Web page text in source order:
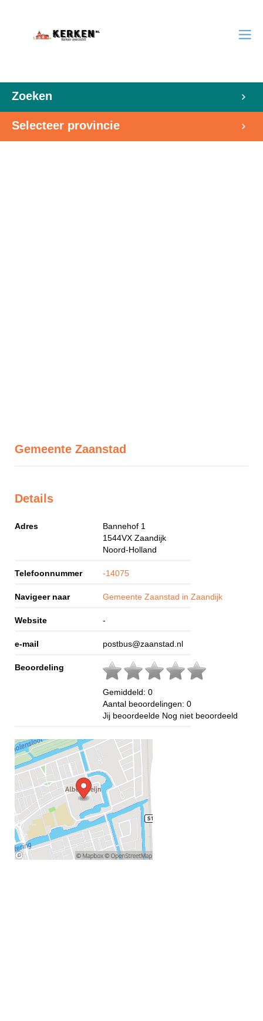
Zoeken
Selecteer provincie
Gemeente Zaanstad
Details
Adres
Bannehof 1
1544VX Zaandijk
Noord-Holland
Telefoonnummer -14075
Navigeer naar Gemeente Zaanstad in Zaandijk
Website -
e-mail postbus@zaanstad.nl
Beoordeling
Gemiddeld: 0
Aantal beoordelingen: 0
Jij beoordeelde Nog niet beoordeeld